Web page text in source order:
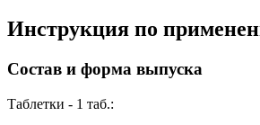
Инструкция по
Состав и форма выпуска
Таблетки - 1 таб.: